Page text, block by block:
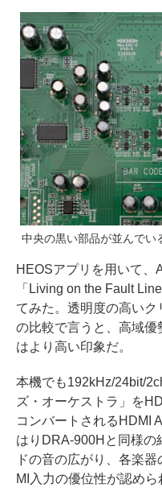
中央の黒い部品が並んでい
HEOSアプリを用いて、
「Living on the Fault
てみた。透明度の高い
の比較で言うと、高域
はより高い印象だ。
本機でも192kHz/24bit/
ズ・オーケストラ」を
コンバートされるHDMI
はりDRA-900Hと同様の
ドの音の広がり、各楽
MI入力の優位性が認めら